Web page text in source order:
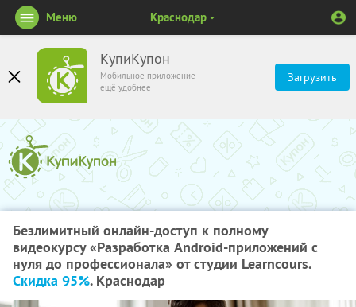
КупиКупон
Мобильное приложение
ещё удобнее
Загрузить
Меню Краснодар
Безлимитный онлайн-доступ к полному
видеокурсу «Разработка Android-приложений с
нуля до профессионала» от студии Learncours.
Скидка 95%. Краснодар